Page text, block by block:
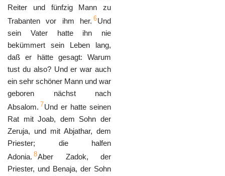
Reiter und fünfzig Mann zu
Trabanten vor ihm her. 6Und
sein Vater hatte ihn nie
bekümmert sein Leben lang,
daß er hätte gesagt: Warum
tust du also? Und er war auch
ein sehr schöner Mann und war
geboren nächst nach
Absalom. 7Und er hatte seinen
Rat mit Joab, dem Sohn der
Zeruja, und mit Abjathar, dem
Priester; die halfen
Adonia. 8Aber Zadok, der
Priester, und Benaja, der Sohn